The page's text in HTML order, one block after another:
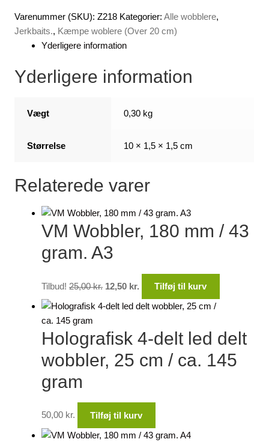
-
200
antal
Varenummer (SKU):Z218 Kategorier:Alle wobblere,
Jerkbaits., Kæmpe woblere (Over 20 cm)
Yderligere information
Yderligere information
Vægt 0,30 kg
Størrelse 10 × 1,5 × 1,5 cm
Relaterede varer
VM Wobbler, 180 mm / 43
gram. A3
Tilbud! 25,00kr.
pris
25,00 kr..
12,50 kr.
pris
12,50 kr..
Tilføj til kurv
Holografisk 4-delt led delt
wobbler, 25 cm / ca. 145
gram
50,00 kr. Tilføj til kurv